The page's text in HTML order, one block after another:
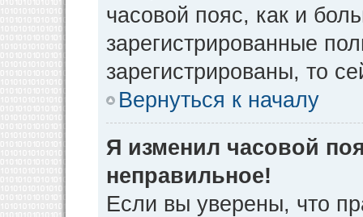
часовой пояс, как и
зарегистрированные
зарегистрированы, то
Вернуться к началу
Я изменил часовой
неправильное!
Если вы уверены, что